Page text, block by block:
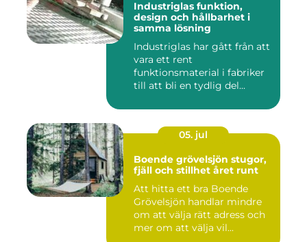
Industriglas funktion,
design och hållbarhet i
samma lösning
Industriglas har gått från att
vara ett rent
funktionsmaterial i fabriker
till att bli en tydlig del...
05. jul
Boende grövelsjön stugor,
fjäll och stillhet året runt
Att hitta ett bra Boende
Grövelsjön handlar mindre
om att välja rätt adress och
mer om att välja vil...